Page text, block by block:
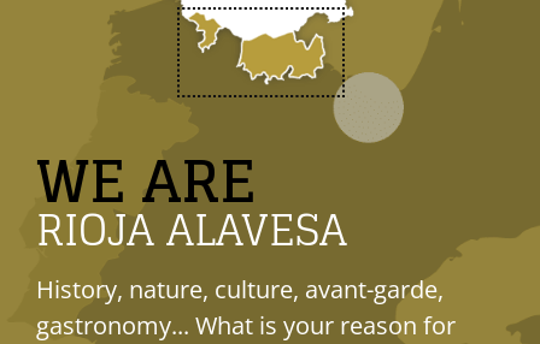
WE ARE
RIOJA ALAVESA
History, nature, culture, avant-garde,
gastronomy... What is your reason for